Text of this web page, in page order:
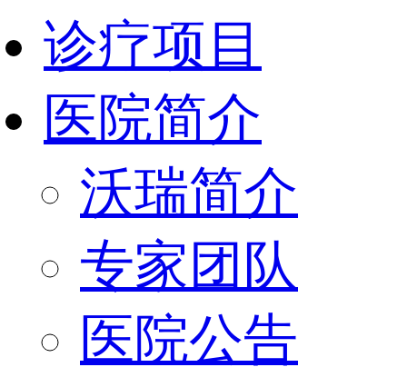
诊疗项目
医院简介
沃瑞简介
专家团队
医院公告